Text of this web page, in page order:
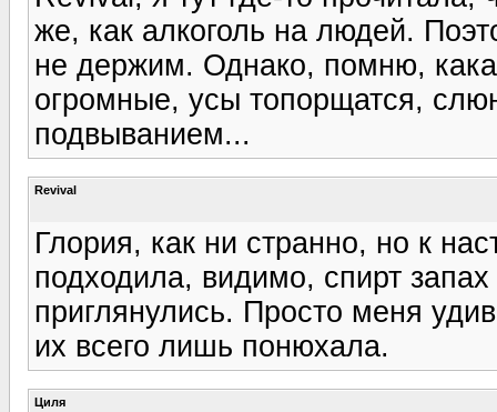
же, как алкоголь на людей.
не держим. Однако, помню,
огромные, усы топорщатся,
подвыванием...
Revival
Глория, как ни странно, но к
подходила, видимо, спирт запах
приглянулись. Просто меня
их всего лишь понюхала.
Циля